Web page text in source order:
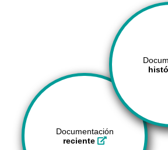
Documentación
reciente